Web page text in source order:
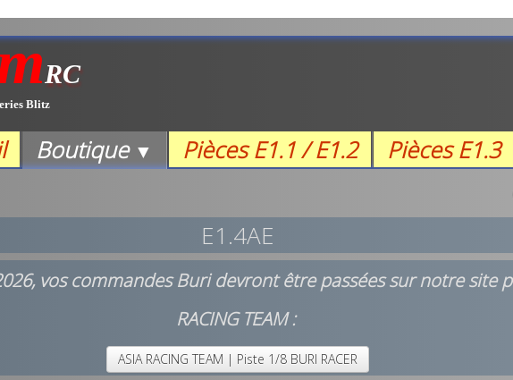
RC
Blitz
Boutique ▼ Pièces E1.1 / E1.2 Pièces E1.3
E1.4AE
vos commandes Buri devront être passées sur notre site
RACING TEAM :
ASIA RACING TEAM | Piste 1/8 BURI RACER